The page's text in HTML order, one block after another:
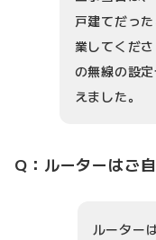
戸建てだっ
業してくだ
の無線の設
えました。
Q：ルーターはご
ルーター